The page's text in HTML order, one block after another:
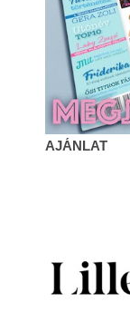
AJÁNLAT